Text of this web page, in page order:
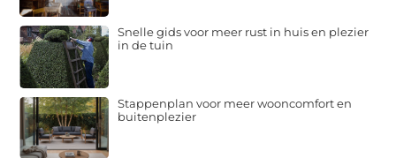
Snelle gids voor meer rust in huis en plezier
in de tuin
Stappenplan voor meer wooncomfort en
buitenplezier